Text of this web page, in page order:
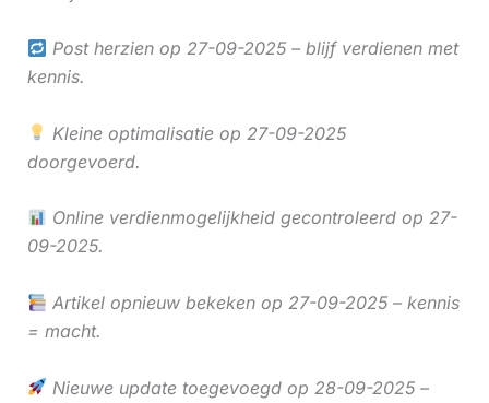
Post herzien op 27-09-2025 – blijf verdienen met
kennis.
Kleine optimalisatie op 27-09-2025
doorgevoerd.
Online verdienmogelijkheid gecontroleerd op 27-
09-2025.
Artikel opnieuw bekeken op 27-09-2025 – kennis
= macht.
Nieuwe update toegevoegd op 28-09-2025 –